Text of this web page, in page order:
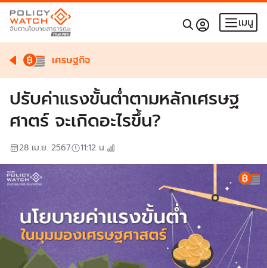
เมนู
เศรษฐกิจ
ปรับค่าแรงขั้นต่ำตามหลักเศรษฐ
ศาตร์ จะเกิดอะไรขึ้น?
28 เม.ย. 2567 11:12 น.